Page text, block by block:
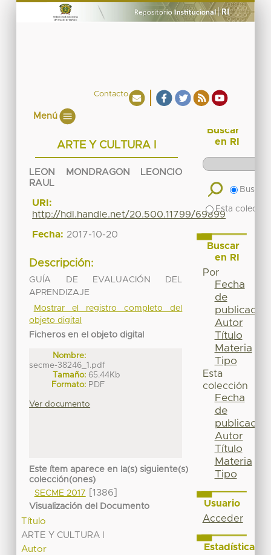
Contacto
Menú
ARTE Y CULTURA I
LEON MONDRAGON LEONCIO
RAUL
URI:
http://hdl.handle.net/20.500.11799/69899
Fecha: 2017-10-20
Descripción:
GUÍA DE EVALUACIÓN DEL
APRENDIZAJE
Mostrar el registro completo del
objeto digital
Ficheros en el objeto digital
Nombre:
secme-38246_1.pdf
Tamaño: 65.44Kb
Formato: PDF
Ver documento
Este ítem aparece en la(s) siguiente(s)
colección(ones)
SECME 2017
[1386]
Visualización del Documento
Título
ARTE Y CULTURA I
Autor
Buscar
en RI
Buscar
Esta
Buscar
en RI
Por
Fecha
de
publicación
Autor
Título
Materia
Tipo
Esta
colección
Fecha
de
publicación
Autor
Título
Materia
Tipo
Usuario
Acceder
Estadísticas